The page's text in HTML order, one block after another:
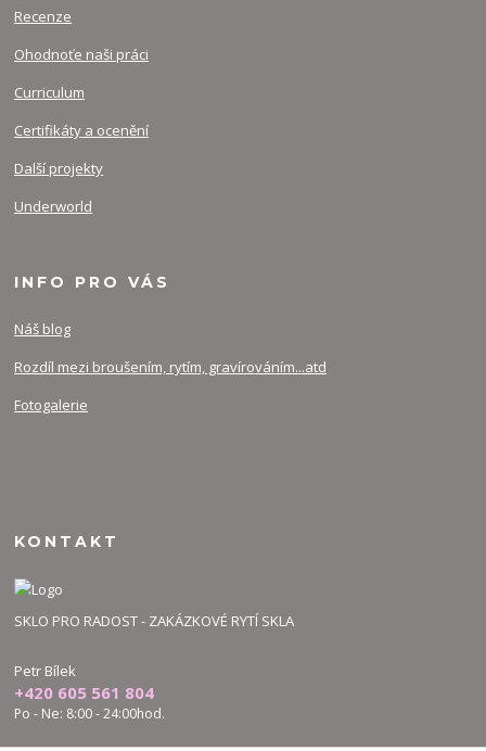
Recenze
Ohodnoťe naši práci
Curriculum
Certifikáty a ocenění
Další projekty
Underworld
INFO PRO VÁS
Náš blog
Rozdíl mezi broušením, rytím, gravírováním...atd
Fotogalerie
KONTAKT
SKLO PRO RADOST - ZAKÁZKOVÉ RYTÍ SKLA
Petr Bílek
+420 605 561 804
Po - Ne: 8:00 - 24:00hod.